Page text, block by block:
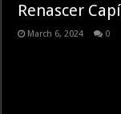
Renascer
March 6, 2024 0